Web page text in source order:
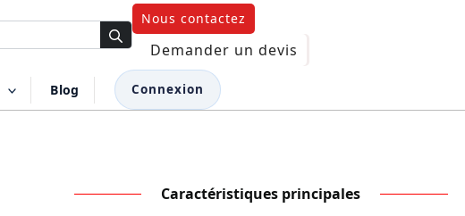
Nous contactez
Demander un devis
Blog Connexion
Caractéristiques principales